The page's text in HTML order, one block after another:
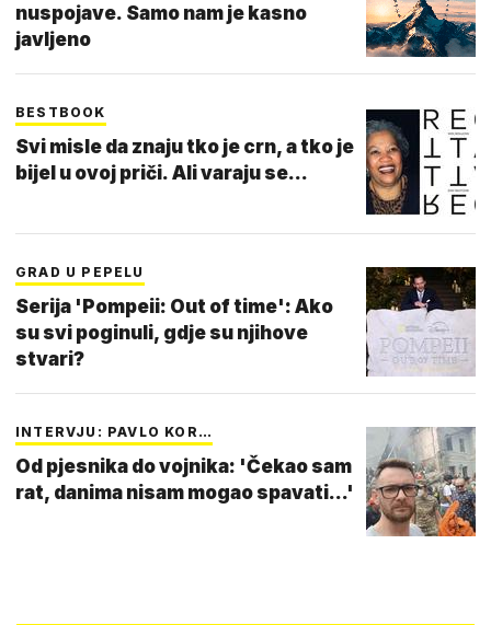
nuspojave. Samo nam je kasno
javljeno
BESTBOOK
Svi misle da znaju tko je crn, a tko je
bijel u ovoj priči. Ali varaju se...
GRAD U PEPELU
Serija 'Pompeii: Out of time': Ako
su svi poginuli, gdje su njihove
stvari?
INTERVJU: PAVLO KOR…
Od pjesnika do vojnika: 'Čekao sam
rat, danima nisam mogao spavati...'